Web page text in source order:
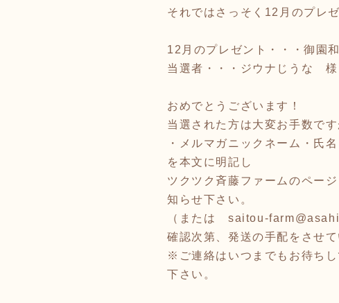
それではさっそく12月のプレ
12月のプレゼント・・・御園
当選者・・・ジウナじうな 様
おめでとうございます！
当選された方は大変お手数です
・メルマガニックネーム・氏
を本文に明記し
ツクツク斉藤ファームのペー
知らせ下さい。
（または saitou-
確認次第、発送の手配をさせて
※ご連絡はいつまでもお待ち
下さい。